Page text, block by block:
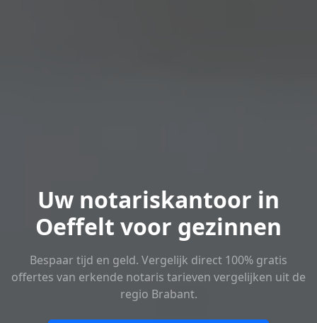
Uw notariskantoor in
Oeffelt voor gezinnen
Bespaar tijd en geld. Vergelijk direct 100% gratis
offertes van erkende notaris tarieven vergelijken uit de
regio Brabant.